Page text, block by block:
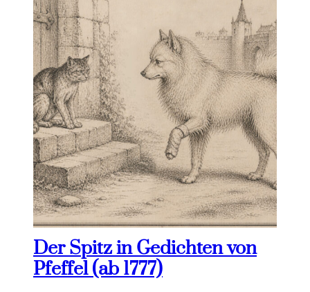
Der Spitz in Gedichten von
Pfeffel (ab 1777)